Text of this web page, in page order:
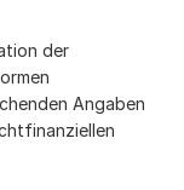
der
Angaben